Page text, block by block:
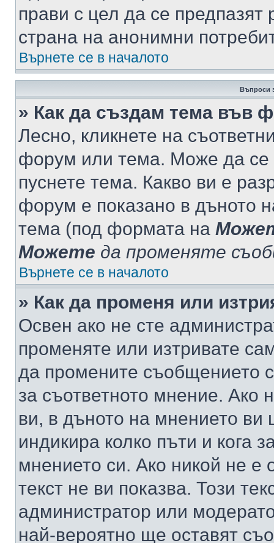
прави с цел да се предпазят
страна на анонимни
Върнете се в началото
Въпроси
» Как да създам тема във
Лесно, кликнете на
форум или тема. Може да се
пуснете тема. Какво ви е
форум е показано в дъното
тема (под формата на
Можете да променяте
Върнете се в началото
» Как да променя или
Освен ако не сте
променяте или изтривате
да промените съобщението
за съответното мнение. Ако
ви, в дъното на мнението ви
индикира колко пъти и кога
мнението си. Ако никой не е
текст не ви показва. Този
администратор или
най-вероятно ще оставят